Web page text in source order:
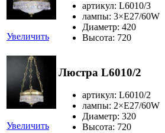
Увеличить
артикул: L6010/3
лампы: 3×Е27/60W
Диаметр: 420
Высота: 720
Увеличить
Люстра L6010/2
артикул: L6010/2
лампы: 2×Е27/60W
Диаметр: 320
Высота: 720